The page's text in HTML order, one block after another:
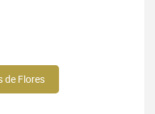
de Flores